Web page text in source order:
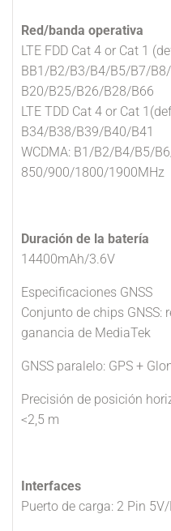
Red/banda operativa
LTE FDD Cat 4 or Cat 1
BB1/B2/B3/B4/B5/B7/
B20/B25/B26/B28/B66
LTE TDD Cat 4 or Cat
B34/B38/B39/B40/B41
WCDMA: B1/B2/B4/B5/
850/900/1800/1900MHz
Duración de la batería
14400mAh/3.6V
Especificaciones GNSS
Conjunto de chips GNSS:
ganancia de MediaTek
GNSS paralelo: GPS +
Precisión de posición
<2,5 m
Interfaces
Puerto de carga: 2 Pin 5V/